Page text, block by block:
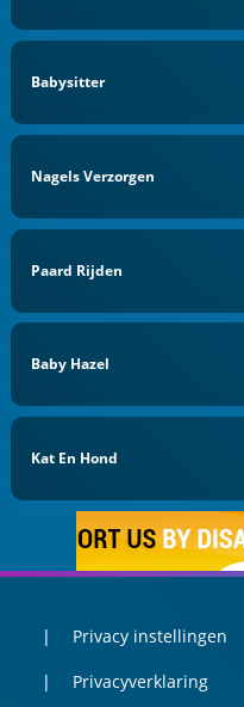
Babysitter
Nagels Verzorgen
Paard Rijden
Baby Hazel
Kat En Hond
Privacy instellingen
Privacyverklaring